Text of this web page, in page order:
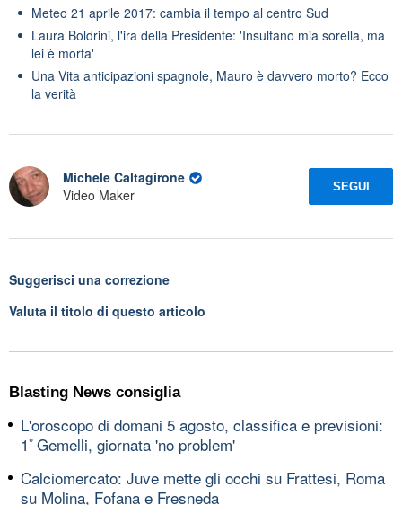
Meteo 21 aprile 2017: cambia il tempo al centro Sud
Laura Boldrini, l'ira della Presidente: 'Insultano mia sorella, ma
lei è morta'
Una Vita anticipazioni spagnole, Mauro è davvero morto? Ecco
la verità
Michele Caltagirone
Video Maker
SEGUI
Suggerisci una correzione
Valuta il titolo di questo articolo
Blasting News consiglia
L'oroscopo di domani 5 agosto, classifica e previsioni:
1ﾟGemelli, giornata 'no problem'
Calciomercato: Juve mette gli occhi su Frattesi, Roma
su Molina, Fofana e Fresneda